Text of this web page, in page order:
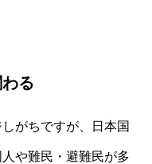
る
がちですが、日本国
や難民・避難民が多